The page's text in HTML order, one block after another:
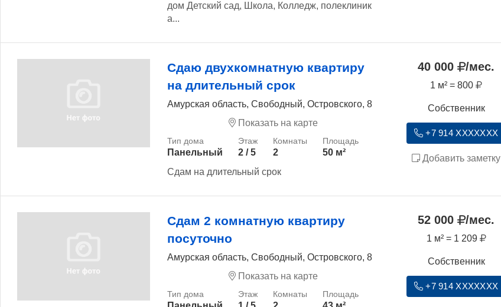
дом Детский сад, Школа, Колледж, полеклиник
а...
Сдаю двухкомнатную квартиру
на длительный срок
Амурская область, Свободный, Островского, 8
Показать на карте
Панельный 2 / 5 2
50 м²
Сдам на длительный срок
40 000 /мес.
1 м² = 800
Собственник
+7 914 XXXXXXX
Добавить заметку
Сдам 2 комнатную квартиру
посуточно
Амурская область, Свободный, Островского, 8
Показать на карте
52 000 /мес.
1 м² = 1 209
Собственник
+7 914 XXXXXXX